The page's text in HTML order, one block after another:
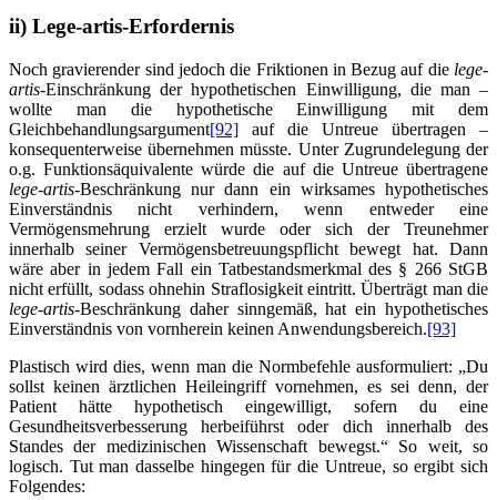
ii) Lege-artis-Erfordernis
Noch gravierender sind jedoch die Friktionen in Bezug auf die lege-
artis-Einschränkung der hypothetischen Einwilligung, die man –
wollte man die hypothetische Einwilligung mit dem
Gleichbehandlungsargument[92] auf die Untreue übertragen –
konsequenterweise übernehmen müsste. Unter Zugrundelegung der
o.g. Funktionsäquivalente würde die auf die Untreue übertragene
lege-artis-Beschränkung nur dann ein wirksames hypothetisches
Einverständnis nicht verhindern, wenn entweder eine
Vermögensmehrung erzielt wurde oder sich der Treunehmer
innerhalb seiner Vermögensbetreuungspflicht bewegt hat. Dann
wäre aber in jedem Fall ein Tatbestandsmerkmal des § 266 StGB
nicht erfüllt, sodass ohnehin Straflosigkeit eintritt. Überträgt man die
lege-artis-Beschränkung daher sinngemäß, hat ein hypothetisches
Einverständnis von vornherein keinen Anwendungsbereich.[93]
Plastisch wird dies, wenn man die Normbefehle ausformuliert: „Du
sollst keinen ärztlichen Heileingriff vornehmen, es sei denn, der
Patient hätte hypothetisch eingewilligt, sofern du eine
Gesundheitsverbesserung herbeiführst oder dich innerhalb des
Standes der medizinischen Wissenschaft bewegst.“ So weit, so
logisch. Tut man dasselbe hingegen für die Untreue, so ergibt sich
Folgendes: